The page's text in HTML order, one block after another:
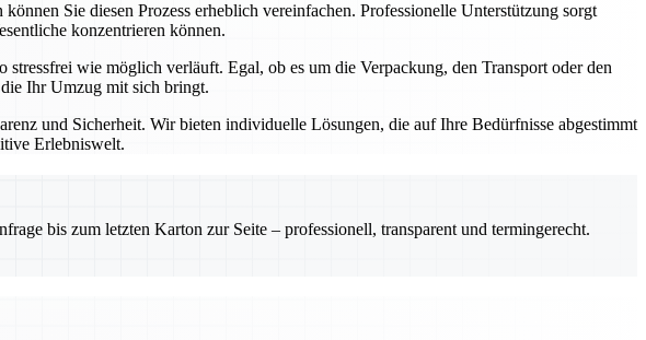
Sie diesen Prozess erheblich vereinfachen. Professionelle Unterstützung sorgt
konzentrieren können.
wie möglich verläuft. Egal, ob es um die Verpackung, den Transport oder den
Ihr Umzug mit sich bringt.
und Sicherheit. Wir bieten individuelle Lösungen, die auf Ihre Bedürfnisse abgestimmt
Erlebniswelt.
bis zum letzten Karton zur Seite – professionell, transparent und termingerecht.